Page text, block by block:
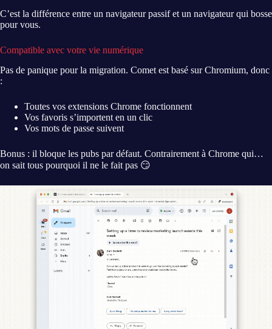
C’est la différence entre un navigateur passif et un navigateur qui bosse
pour vous.
Compatible avec votre vie numérique
Pas de panique pour la migration. Comet est basé sur Chromium, donc
:
Toutes vos extensions Chrome fonctionnent
Vos favoris s’importent en un clic
Vos mots de passe suivent
Bonus : il bloque les pubs par défaut. Contrairement à Chrome qui…
on sait tous pourquoi il ne le fait pas 😏